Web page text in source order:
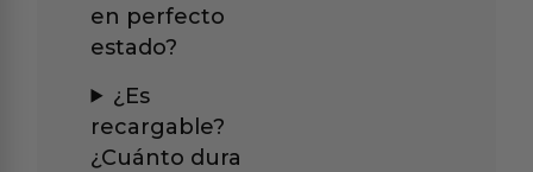
en perfecto
estado?
¿Es
recargable?
¿Cuánto dura